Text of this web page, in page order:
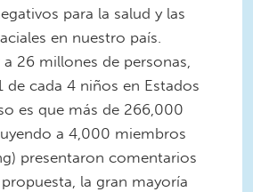
para la salud y las
en nuestro país.
26 millones de personas,
de cada 4 niños en Estados
es que más de 266,000
a 4,000 miembros
presentaron comentarios
la gran mayoría